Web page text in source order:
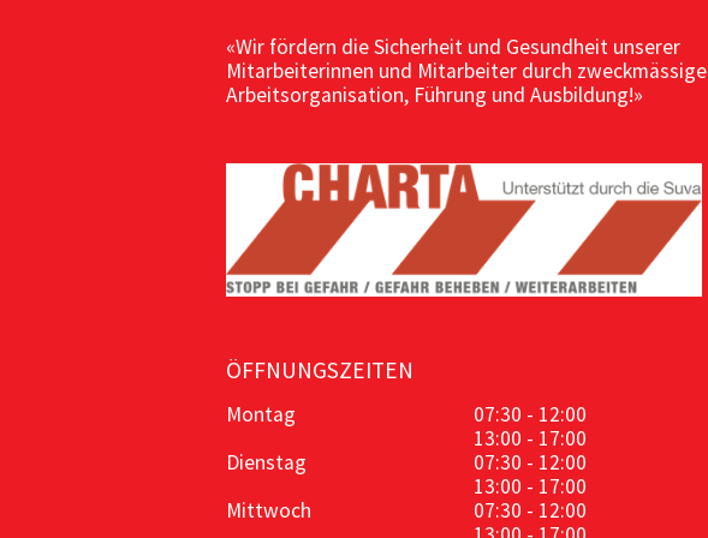
«Wir fördern die Sicherheit und Gesundheit unserer
Mitarbeiterinnen und Mitarbeiter durch zweckmässige
Arbeitsorganisation, Führung und Ausbildung!»
ÖFFNUNGSZEITEN
Montag
07:30 - 12:00
13:00 - 17:00
Dienstag
07:30 - 12:00
13:00 - 17:00
Mittwoch
07:30 - 12:00